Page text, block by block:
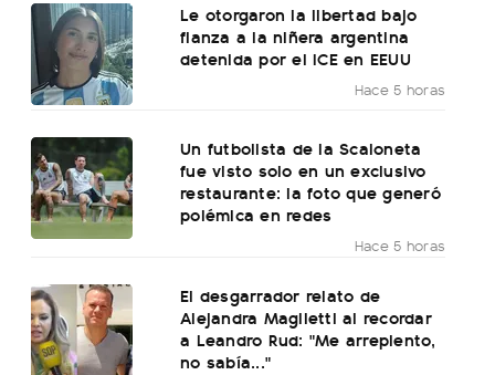
Le otorgaron la libertad bajo
fianza a la niñera argentina
detenida por el ICE en EEUU
Hace 5 horas
Un futbolista de la Scaloneta
fue visto solo en un exclusivo
restaurante: la foto que generó
polémica en redes
Hace 5 horas
El desgarrador relato de
Alejandra Maglietti al recordar
a Leandro Rud: "Me arrepiento,
no sabía..."